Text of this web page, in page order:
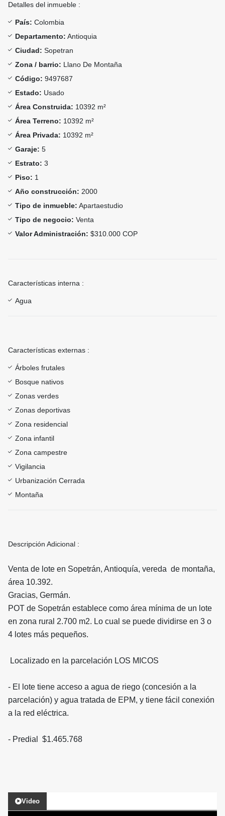
Detalles del inmueble :
País: Colombia
Departamento: Antioquia
Ciudad: Sopetran
Zona / barrio: Llano De Montaña
Código: 9497687
Estado: Usado
Área Construida: 10392 m²
Área Terreno: 10392 m²
Área Privada: 10392 m²
Garaje: 5
Estrato: 3
Piso: 1
Año construcción: 2000
Tipo de inmueble: Apartaestudio
Tipo de negocio: Venta
Valor Administración: $310.000 COP
Características interna :
Agua
Características externas :
Árboles frutales
Bosque nativos
Zonas verdes
Zonas deportivas
Zona residencial
Zona infantil
Zona campestre
Vigilancia
Urbanización Cerrada
Montaña
Descripción Adicional :
Venta de lote en Sopetrán, Antioquía, vereda de montaña,
área 10.392.
Gracias, Germán.
POT de Sopetrán establece como área mínima de un lote
en zona rural 2.700 m2. Lo cual se puede dividirse en 3 o
4 lotes más pequeños.
Localizado en la parcelación LOS MICOS
- ⁠El lote tiene acceso a agua de riego (concesión a la
parcelación) y agua tratada de EPM, y tiene fácil conexión
a la red eléctrica.
- ⁠Predial $1.465.768
Video